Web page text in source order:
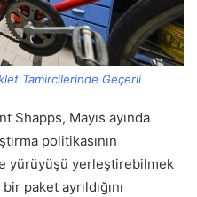
Tamircilerinde Geçerli
Shapps, Mayıs ayında
politikasının
yürüyüşü yerleştirebilmek
paket ayrıldığını